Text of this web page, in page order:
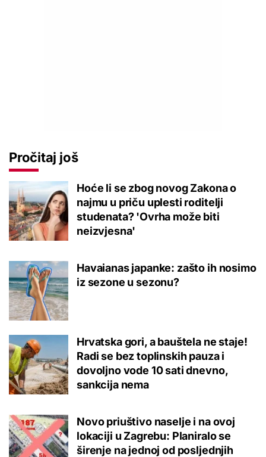
Pročitaj još
Hoće li se zbog novog Zakona o
najmu u priču uplesti roditelji
studenata? 'Ovrha može biti
neizvjesna'
Havaianas japanke: zašto ih nosimo
iz sezone u sezonu?
Hrvatska gori, a bauštela ne staje!
Radi se bez toplinskih pauza i
dovoljno vode 10 sati dnevno,
sankcija nema
Novo priuštivo naselje i na ovoj
lokaciji u Zagrebu: Planiralo se
širenje na jednoj od posljednjih